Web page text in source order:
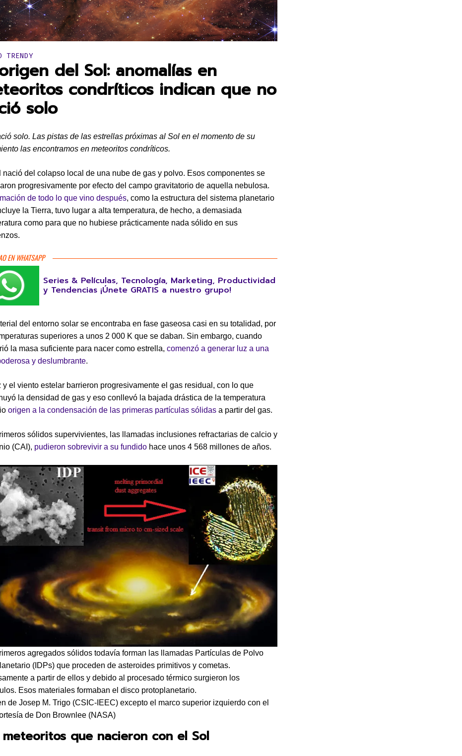
en:
TRENDY
del Sol: anomalías en
condríticos indican que no
solo
solo. Las pistas de las estrellas próximas al Sol en el momento de su
las encontramos en meteoritos condríticos.
nació del colapso local de una nube de gas y polvo. Esos componentes se
progresivamente por efecto del campo gravitatorio de aquella nebulosa.
de todo lo que vino después, como la estructura del sistema planetario
la Tierra, tuvo lugar a alta temperatura, de hecho, a demasiada
como para que no hubiese prácticamente nada sólido en sus
EN WHATSAPP
Series & Películas, Tecnología, Marketing, Productividad
y Tendencias ¡Únete GRATIS a nuestro grupo!
del entorno solar se encontraba en fase gaseosa casi en su totalidad, por
superiores a unos 2 000 K que se daban. Sin embargo, cuando
la masa suficiente para nacer como estrella, comenzó a generar luz a una
y deslumbrante.
y el viento estelar barrieron progresivamente el gas residual, con lo que
la densidad de gas y eso conllevó la bajada drástica de la temperatura
origen a la condensación de las primeras partículas sólidas a partir del gas.
sólidos supervivientes, las llamadas inclusiones refractarias de calcio y
(CAI), pudieron sobrevivir a su fundido hace unos 4 568 millones de años.
agregados sólidos todavía forman las llamadas Partículas de Polvo
(IDPs) que proceden de asteroides primitivos y cometas.
a partir de ellos y debido al procesado térmico surgieron los
Esos materiales formaban el disco protoplanetario.
de Josep M. Trigo (CSIC-IEEC) excepto el marco superior izquierdo con el
de Don Brownlee (NASA)
meteoritos que nacieron con el Sol